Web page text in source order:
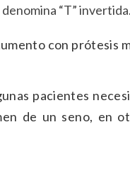
“T” invertida.
con prótesis
pacientes
de un seno, en